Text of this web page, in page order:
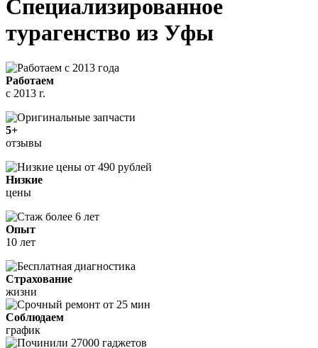
Специализированное
турагенство из Уфы
Работаем
с 2013 г.
5+
отзывы
Низкие
цены
Опыт
10 лет
Страхование
жизни
Соблюдаем
график